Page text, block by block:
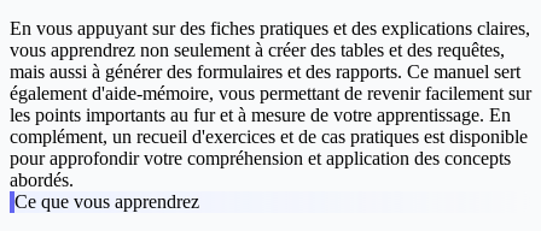
En vous appuyant sur des fiches pratiques et des explications claires,
vous apprendrez non seulement à créer des tables et des requêtes,
mais aussi à générer des formulaires et des rapports. Ce manuel sert
également d'aide-mémoire, vous permettant de revenir facilement sur
les points importants au fur et à mesure de votre apprentissage. En
complément, un recueil d'exercices et de cas pratiques est disponible
pour approfondir votre compréhension et application des concepts
abordés.
Ce que vous apprendrez